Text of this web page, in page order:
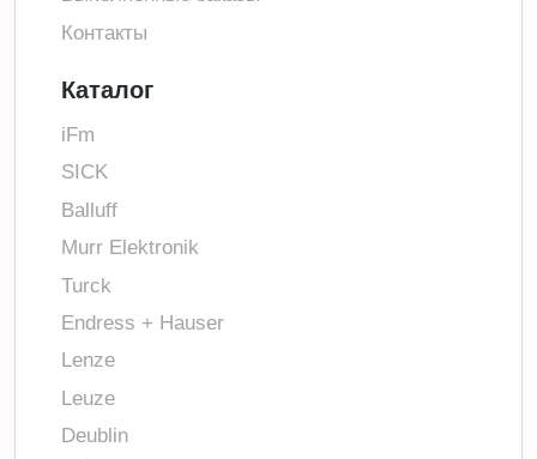
Контакты
Каталог
iFm
SICK
Balluff
Murr Elektronik
Turck
Endress + Hauser
Lenze
Leuze
Deublin